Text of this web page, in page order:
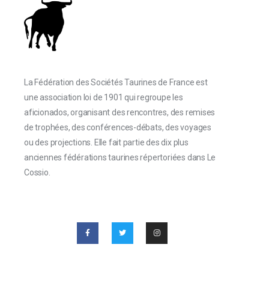
La Fédération des Sociétés Taurines de France est
une association loi de 1901 qui regroupe les
aficionados, organisant des rencontres, des remises
de trophées, des conférences-débats, des voyages
ou des projections. Elle fait partie des dix plus
anciennes fédérations taurines répertoriées dans Le
Cossio.